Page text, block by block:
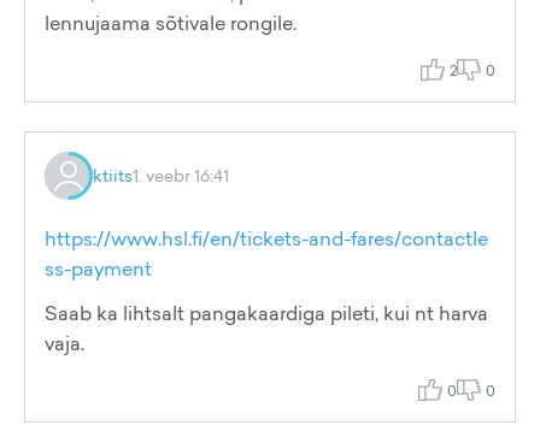
lennujaama sõtivale rongile.
2 0
ktiits1. veebr 16:41
https://www.hsl.fi/en/tickets-and-fares/contactle
ss-payment
Saab ka lihtsalt pangakaardiga pileti, kui nt harva
vaja.
0 0